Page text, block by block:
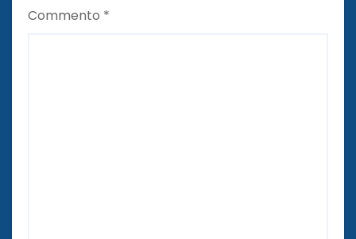
Commento *